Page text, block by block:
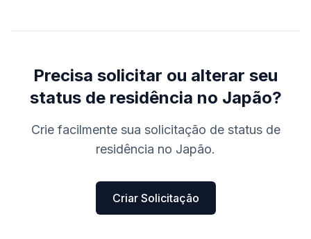
Precisa solicitar ou alterar seu
status de residência no Japão?
Crie facilmente sua solicitação de status de
residência no Japão.
Criar Solicitação